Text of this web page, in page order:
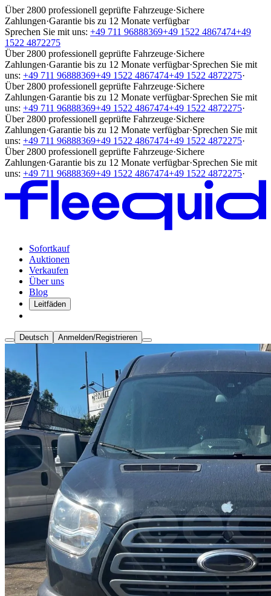
Über 2800 professionell geprüfte Fahrzeuge·Sichere
Zahlungen·Garantie bis zu 12 Monate verfügbar
Sprechen Sie mit uns: +49 711 96888369+49 1522 4867474+49
1522 4872275
Über 2800 professionell geprüfte Fahrzeuge·Sichere
Zahlungen·Garantie bis zu 12 Monate verfügbar·Sprechen Sie mit
uns: +49 711 96888369+49 1522 4867474+49 1522 4872275·
Über 2800 professionell geprüfte Fahrzeuge·Sichere
Zahlungen·Garantie bis zu 12 Monate verfügbar·Sprechen Sie mit
uns: +49 711 96888369+49 1522 4867474+49 1522 4872275·
Über 2800 professionell geprüfte Fahrzeuge·Sichere
Zahlungen·Garantie bis zu 12 Monate verfügbar·Sprechen Sie mit
uns: +49 711 96888369+49 1522 4867474+49 1522 4872275·
Über 2800 professionell geprüfte Fahrzeuge·Sichere
Zahlungen·Garantie bis zu 12 Monate verfügbar·Sprechen Sie mit
uns: +49 711 96888369+49 1522 4867474+49 1522 4872275·
Sofortkauf
Auktionen
Verkaufen
Über uns
Blog
Leitfäden
Deutsch Anmelden/Registrieren